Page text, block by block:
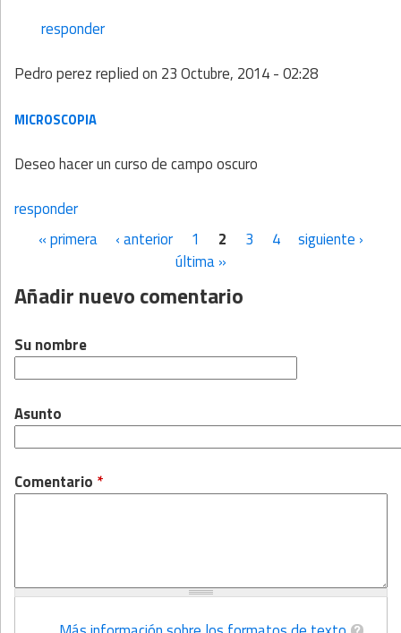
responder
Pedro perezreplied on 23 Octubre, 2014 - 02:28
MICROSCOPIA
Deseo hacer un curso de campo oscuro
responder
Páginas
« primera ‹ anterior 1 2 3 4
siguiente ›
última »
Añadir nuevo comentario
Su nombre
Asunto
Comentario *